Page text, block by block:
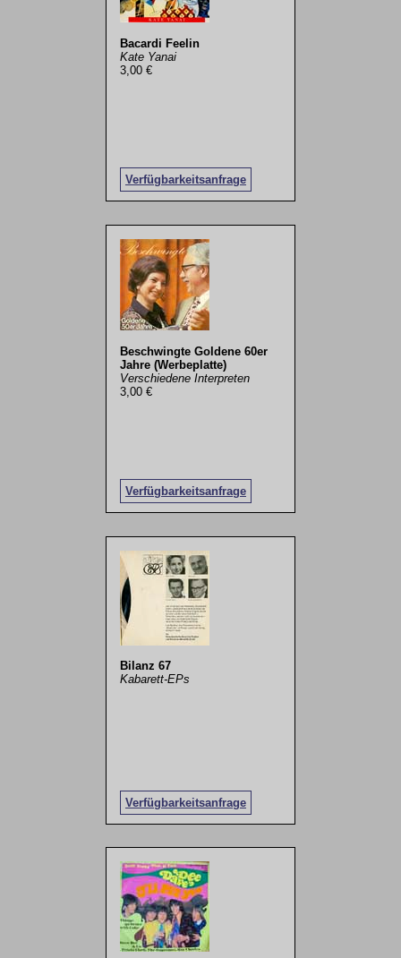
Bacardi Feelin
Kate Yanai
3,00 €
Verfügbarkeitsanfrage
Beschwingte Goldene 60er
Jahre (Werbeplatte)
Verschiedene Interpreten
3,00 €
Verfügbarkeitsanfrage
Bilanz 67
Kabarett-EPs
Verfügbarkeitsanfrage